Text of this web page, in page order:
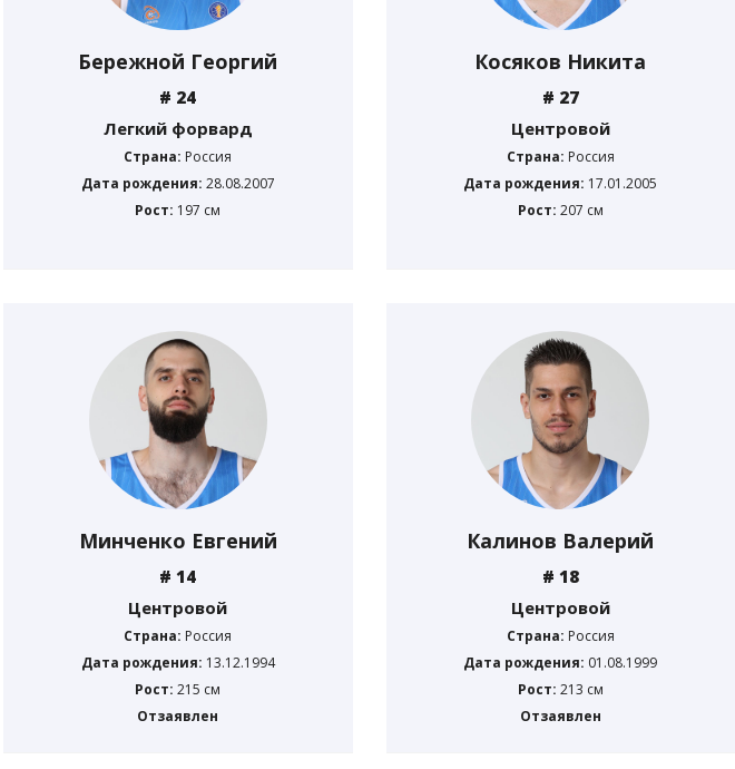
Бережной Георгий
# 24
Легкий форвард
Страна: Россия
Дата рождения: 28.08.2007
Рост: 197 см
Косяков Никита
# 27
Центровой
Страна: Россия
Дата рождения: 17.01.2005
Рост: 207 см
Минченко Евгений
# 14
Центровой
Страна: Россия
Дата рождения: 13.12.1994
Рост:215 см
Отзаявлен
Калинов Валерий
# 18
Центровой
Страна: Россия
Дата рождения: 01.08.1999
Рост: 213 см
Отзаявлен